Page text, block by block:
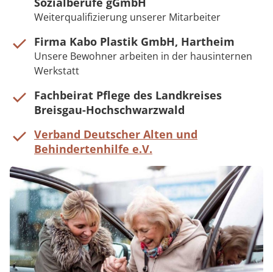
Weiterqualifizierung unserer Mitarbeiter
Firma Kabo Plastik GmbH, Hartheim
Unsere Bewohner arbeiten in der hausinternen
Werkstatt
Fachbeirat Pflege des Landkreises
Breisgau-Hochschwarzwald
Verband Deutscher Alten und
Behindertenhilfe e.V.